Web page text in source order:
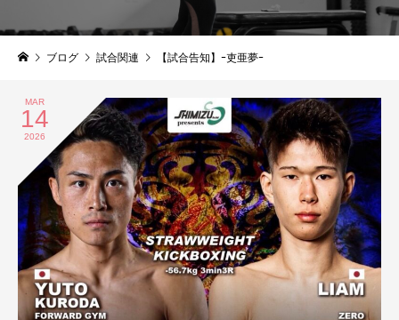
blog
ブログ 試合関連 【試合告知】ｰ吏亜夢ｰ
MAR
14
2026